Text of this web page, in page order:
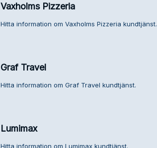
Vaxholms Pizzeria
Hitta information om Vaxholms Pizzeria kundtjänst.
Graf Travel
Hitta information om Graf Travel kundtjänst.
Lumimax
Hitta information om Lumimax kundtjänst.